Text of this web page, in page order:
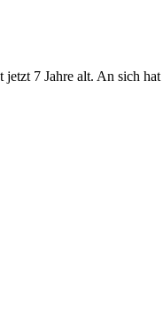
7 Jahre alt. An sich hat